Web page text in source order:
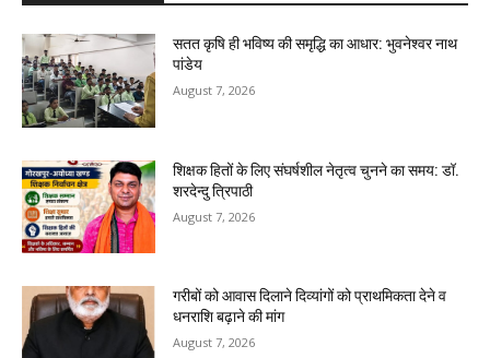
सतत कृषि ही भविष्य की समृद्धि का आधार: भुवनेश्वर नाथ
पांडेय
August 7, 2026
शिक्षक हितों के लिए संघर्षशील नेतृत्व चुनने का समय: डॉ.
शरदेन्दु त्रिपाठी
August 7, 2026
गरीबों को आवास दिलाने दिव्यांगों को प्राथमिकता देने व
धनराशि बढ़ाने की मांग
August 7, 2026